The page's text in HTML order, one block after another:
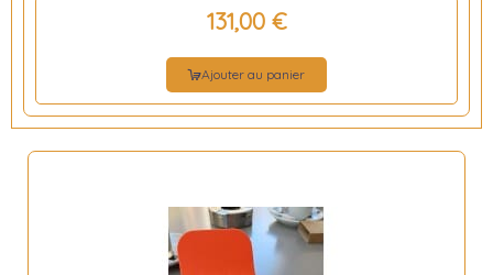
131,00 €
Ajouter au panier